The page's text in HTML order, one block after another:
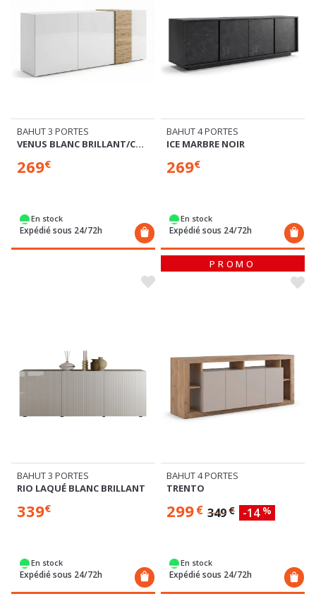
BAHUT 3 PORTES
VENUS BLANC BRILLANT/CHENE CADIZ
269€
En stock
Expédié sous 24/72h
BAHUT 4 PORTES
ICE MARBRE NOIR
269€
En stock
Expédié sous 24/72h
BAHUT 3 PORTES
RIO LAQUÉ BLANC BRILLANT
339€
En stock
Expédié sous 24/72h
PROMO
BAHUT 4 PORTES
TRENTO
299€ 349€ -14 %
En stock
Expédié sous 24/72h